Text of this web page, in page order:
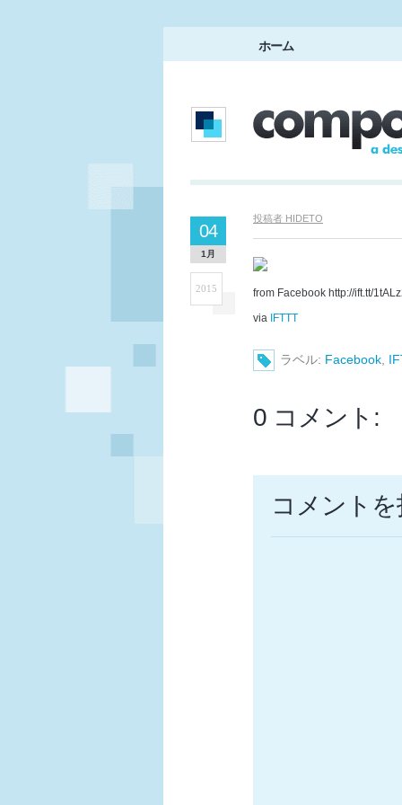
ホーム
投稿者 HIDETO
04
1月
2015
from Facebook http://ift.tt/
via IFTTT
ラベル: Facebook
0 コメント:
コメント